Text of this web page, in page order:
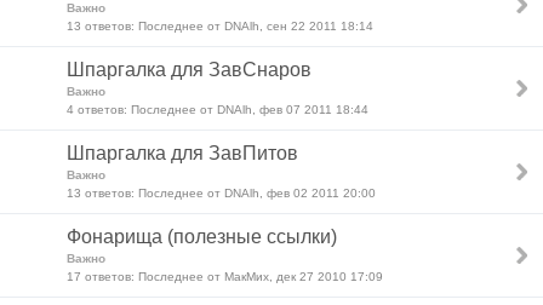
Важно
13 ответов: Последнее от DNAlh, сен 22 2011 18:14
Шпаргалка для ЗавСнаров
Важно
4 ответов: Последнее от DNAlh, фев 07 2011 18:44
Шпаргалка для ЗавПитов
Важно
13 ответов: Последнее от DNAlh, фев 02 2011 20:00
Фонарища (полезные ссылки)
Важно
17 ответов: Последнее от МакМих, дек 27 2010 17:09